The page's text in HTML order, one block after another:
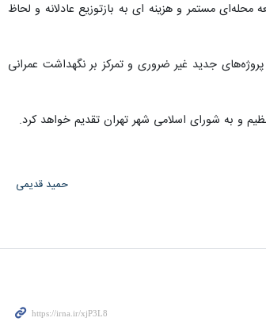
مستمر و هزینه ای به بازتوزیع عادلانه و لحاظ
جدید غیر ضروری و تمرکز بر نگهداشت عمرانی
و به شورای اسلامی شهر تهران تقدیم خواهد کرد.
حمید قدیمی